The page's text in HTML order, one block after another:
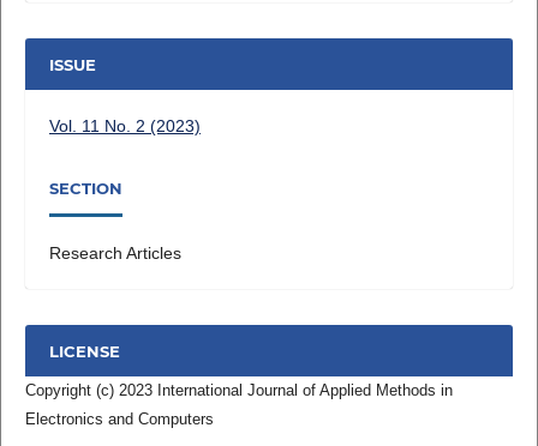
ISSUE
Vol. 11 No. 2 (2023)
SECTION
Research Articles
LICENSE
Copyright (c) 2023 International Journal of Applied Methods in
Electronics and Computers